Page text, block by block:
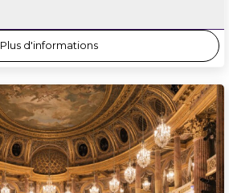
Plus d'informations